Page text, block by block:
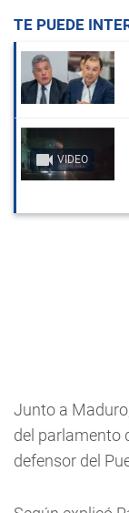
TE PUEDE
VIDEO
Junto a
del parlamento
defensor del